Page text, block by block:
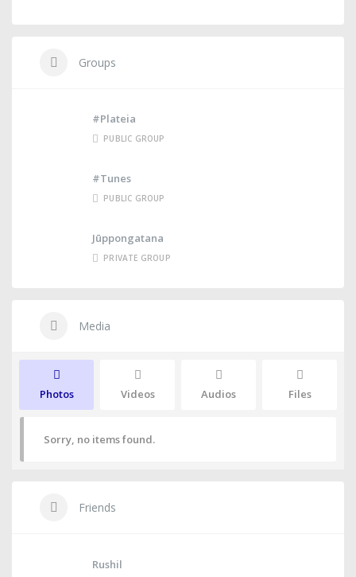
Groups
#Plateia
PUBLIC GROUP
#Tunes
PUBLIC GROUP
Jūppongatana
PRIVATE GROUP
Media
Photos Videos Audios Files
Sorry, no items found.
Friends
Rushil